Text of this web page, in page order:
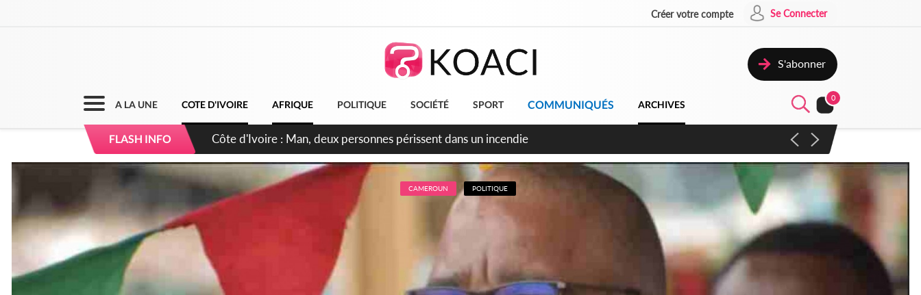
Créer votre compte Se Connecter
S'abonner
A LA UNE COTE D'IVOIRE AFRIQUE POLITIQUE SOCIÉTÉ SPORT COMMUNIQUÉS ARCHIVES
0
FLASH INFO
Côte d'Ivoire : Séileu, la célébration de la fête nationale transformée en vaste campagne contre les produits
dépigmentants dangereux
CAMEROUN POLITIQUE